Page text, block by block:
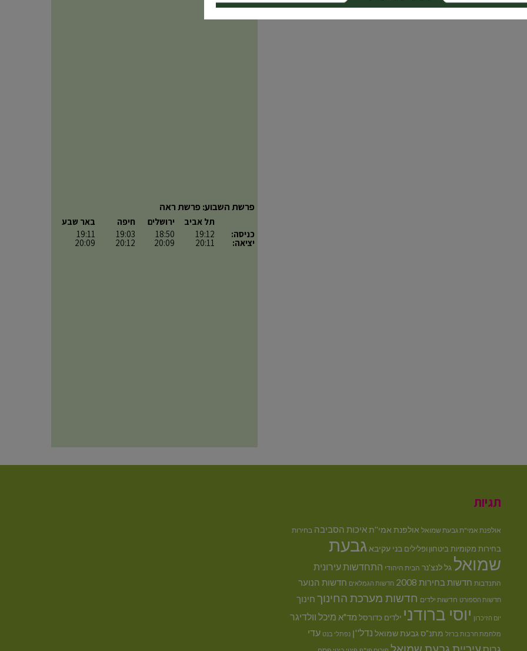
פרשת השבוע: פרשת ראה
כניסה:
יציאה:
תל אביב
19:12
20:11
ירושלים
18:50
20:09
חיפה
19:03
20:12
באר שבע
19:11
20:09
תגיות
אולפנת אמי"ת גבעת שמואל אולפנת אמי''תאיכות הסביבה בחירות
בחירות מקומיות ביטחון ופלילים בני עקיבא גבעת
שמואל גל לנצ'נר הבית היהודי התחדשות עירונית
התנדבות חדשות בחירות 2008 חדשות הגמלאים חדשות הנוער
חדשות הספורט חדשות ילדים חדשות מערכת החינוך חינוך
יום הזיכרון יוסי ברודני ילדים כדורסל מד"א מיכל וולדיגר
מלחמת חרבות ברזל מתנ"ס גבעת שמואל נדל''ן נפתלי בנט עדי